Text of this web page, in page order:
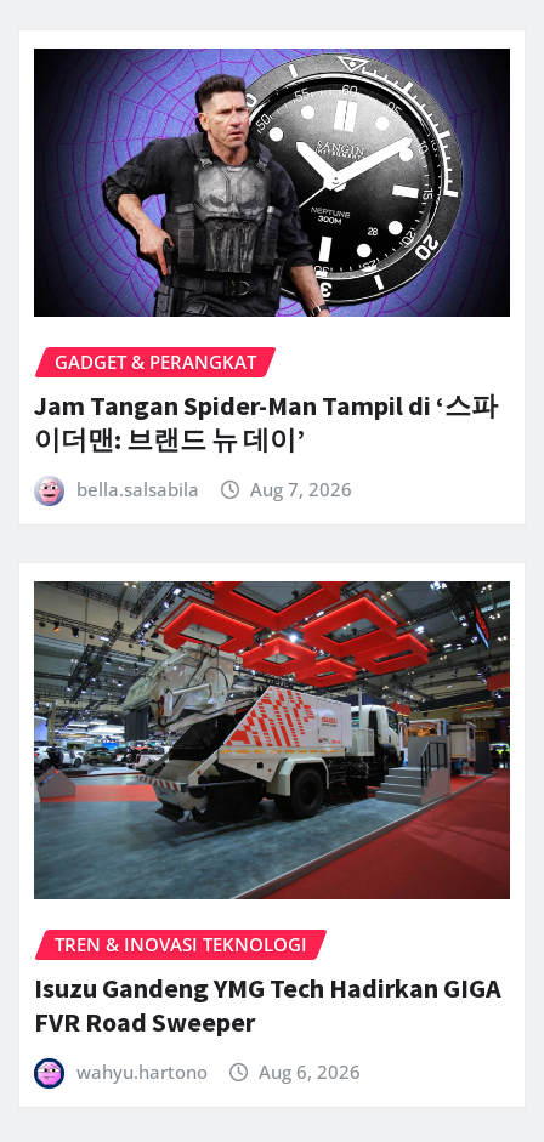
GADGET & PERANGKAT
Jam Tangan Spider-Man Tampil di ‘스파
이더맨: 브랜드 뉴 데이’
bella.salsabila Aug 7, 2026
TREN & INOVASI TEKNOLOGI
Isuzu Gandeng YMG Tech Hadirkan GIGA
FVR Road Sweeper
wahyu.hartono Aug 6, 2026